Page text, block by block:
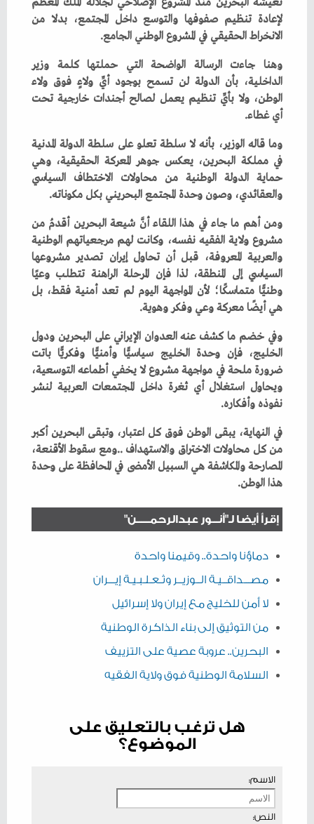
‬الانخراط‭ ‬الحقيقي‭ ‬في‭ ‬المشروع‭ ‬الوطني‭ ‬الجامع‭. ‬
‬أي‭ ‬غطاء‭.‬
‬والعقائدي،‭ ‬وصون‭ ‬وحدة‭ ‬المجتمع‭ ‬البحريني‭ ‬بكل‭ ‬مكوناته‭.‬
‬هي‭ ‬أيضًا‭ ‬معركة‭ ‬وعي‭ ‬وفكر‭ ‬وهوية‭. ‬
‬نفوذه‭ ‬وأفكاره‭.‬
‬هذا‭ ‬الوطن‭.‬
إقرأ أيضا لـ"أنـــور عبدالرحمــــــن"
دماؤنا واحدة.. وقيمنا واحدة
مصـــداقــيـة الــوزيــر وثـعـلـبـيـة إيـــران
لا أمن للخليج مع إيران ولا إسرائيل
من التوثيق إلى بناء الذاكرة الوطنية
البحرين.. عروبة عصية على التزييف
السلامة الوطنية فوق ولاية الفقيه
هل ترغب بالتعليق على
الموضوع؟
الاسم:
النص: